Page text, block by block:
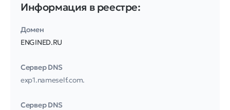
Информация в реестре:
Домен
ENGINED.RU
Сервер DNS
exp1.nameself.com.
Сервер DNS